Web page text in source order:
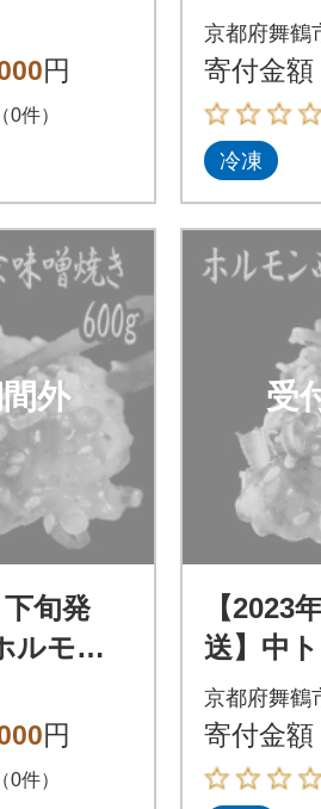
600g
円
0件）
西京味
京都府舞鶴
寄付金額
冷凍
外
下旬発
ルモン
600g
円
0件）
受
【2023
送】中
西京味
京都府舞鶴
寄付金額